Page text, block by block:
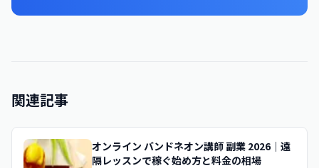
関連記事
オンライン バンドネオン講師 副業 2026｜遠
隔レッスンで稼ぐ始め方と料金の相場